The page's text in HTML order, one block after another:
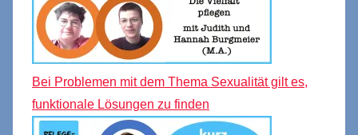
Bei Problemen mit dem Thema Sexualität gilt es,
funktionale Lösungen zu finden